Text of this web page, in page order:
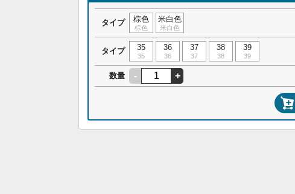
タイプ 棕色
棕色
米白色
米白色
タイプ 35
35
36
36
37
37
38
38
39
39
数量 - +